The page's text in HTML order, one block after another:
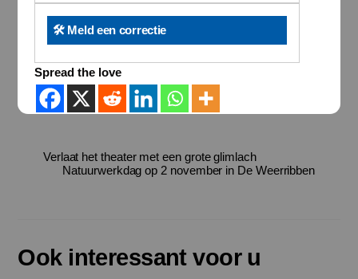
🛠️ Meld een correctie
Spread the love
Verlaat het theater met een grote glimlach
Natuurwerkdag op 2 november in De Weerribben
Ook interessant voor u